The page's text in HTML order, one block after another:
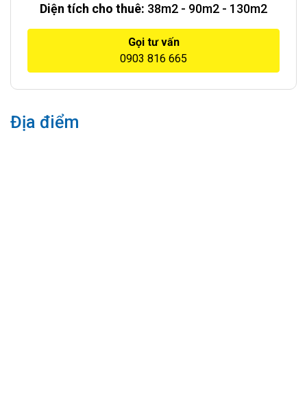
Diện tích cho thuê: 38m2 - 90m2 - 130m2
Gọi tư vấn
0903 816 665
Địa điểm